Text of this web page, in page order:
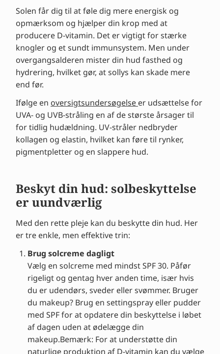
Solen får dig til at føle dig mere energisk og
opmærksom og hjælper din krop med at
producere D-vitamin. Det er vigtigt for stærke
knogler og et sundt immunsystem. Men under
overgangsalderen mister din hud fasthed og
hydrering, hvilket gør, at sollys kan skade mere
end før.
Ifølge en oversigtsundersøgelse er udsættelse for
UVA- og UVB-stråling en af de største årsager til
for tidlig hudældning. UV-stråler nedbryder
kollagen og elastin, hvilket kan føre til rynker,
pigmentpletter og en slappere hud.
Beskyt din hud: solbeskyttelse
er uundværlig
Med den rette pleje kan du beskytte din hud. Her
er tre enkle, men effektive trin:
Brug solcreme dagligt
Vælg en solcreme med mindst SPF 30. Påfør
rigeligt og gentag hver anden time, især hvis
du er udendørs, sveder eller svømmer. Bruger
du makeup? Brug en settingspray eller pudder
med SPF for at opdatere din beskyttelse i løbet
af dagen uden at ødelægge din
makeup.Bemærk: For at understøtte din
naturlige produktion af D-vitamin kan du vælge